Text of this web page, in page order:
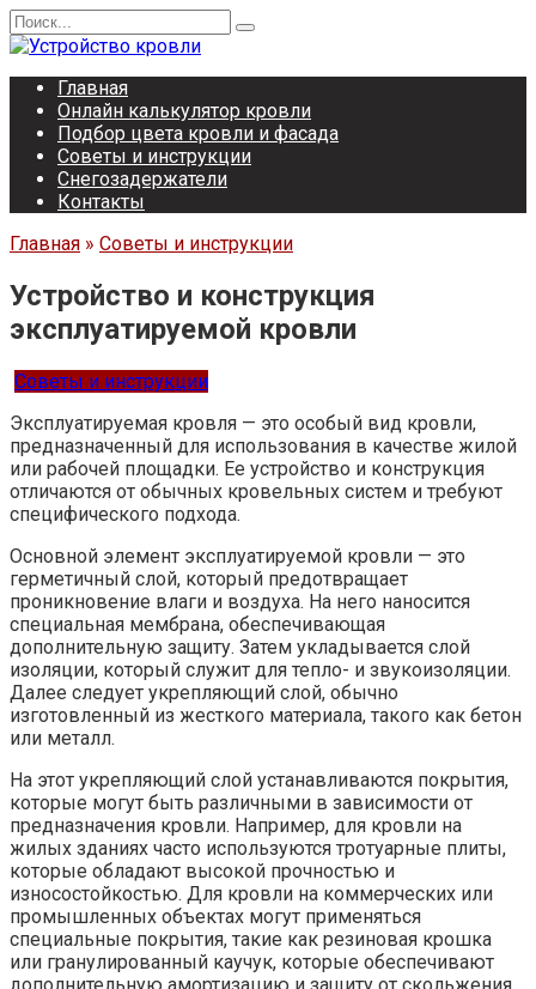
Перейти
к
Search
for:
Главная
Онлайн калькулятор кровли
Подбор цвета кровли и фасада
Советы и инструкции
Снегозадержатели
Контакты
Главная » Советы и инструкции
Устройство и конструкция
эксплуатируемой кровли
Советы и инструкции
Эксплуатируемая кровля — это особый вид кровли,
предназначенный для использования в качестве жилой
или рабочей площадки. Ее устройство и конструкция
отличаются от обычных кровельных систем и требуют
специфического подхода.
Основной элемент эксплуатируемой кровли — это
герметичный слой, который предотвращает
проникновение влаги и воздуха. На него наносится
специальная мембрана, обеспечивающая
дополнительную защиту. Затем укладывается слой
изоляции, который служит для тепло- и звукоизоляции.
Далее следует укрепляющий слой, обычно
изготовленный из жесткого материала, такого как бетон
или металл.
На этот укрепляющий слой устанавливаются покрытия,
которые могут быть различными в зависимости от
предназначения кровли. Например, для кровли на
жилых зданиях часто используются тротуарные плиты,
которые обладают высокой прочностью и
износостойкостью. Для кровли на коммерческих или
промышленных объектах могут применяться
специальные покрытия, такие как резиновая крошка
или гранулированный каучук, которые обеспечивают